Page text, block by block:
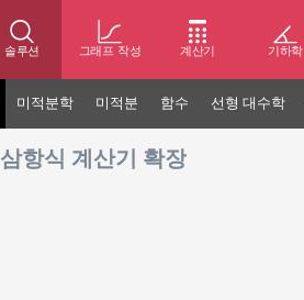
솔루션 그래프 작성 계산기 기하학
미적분학 미적분 함수 선형 대수학
삼항식 계산기 확장